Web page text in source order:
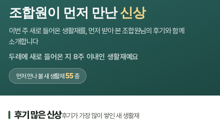
조합원이 먼저 만난신상
이번 주 새로 들어온 생활재를, 먼저 받아 본 조합원님의 후기와 함께
소개합니다
두레에 새로 들어온 지 8주 이내인 생활재예요
먼저 만나 볼 새 생활재 55종
후기 많은 신상후기가 가장 많이 쌓인 새 생활재